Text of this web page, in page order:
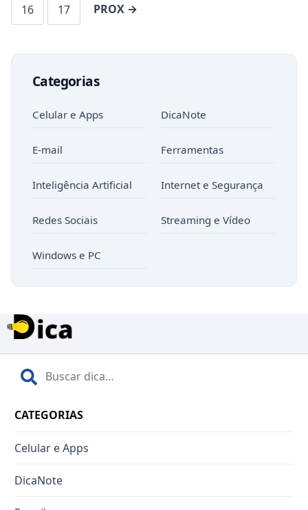
16 17 PROX →
Categorias
Celular e Apps DicaNote
E-mail Ferramentas
Inteligência Artificial Internet e Segurança
Redes Sociais Streaming e Vídeo
Windows e PC
CATEGORIAS
Celular e Apps
DicaNote